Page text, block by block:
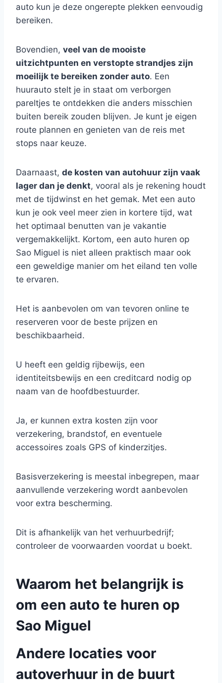
auto kun je deze ongerepte plekken eenvoudig
bereiken.
Bovendien, veel van de mooiste
uitzichtpunten en verstopte strandjes zijn
moeilijk te bereiken zonder auto. Een
huurauto stelt je in staat om verborgen
pareltjes te ontdekken die anders misschien
buiten bereik zouden blijven. Je kunt je eigen
route plannen en genieten van de reis met
stops naar keuze.
Daarnaast, de kosten van autohuur zijn vaak
lager dan je denkt, vooral als je rekening houdt
met de tijdwinst en het gemak. Met een auto
kun je ook veel meer zien in kortere tijd, wat
het optimaal benutten van je vakantie
vergemakkelijkt. Kortom, een auto huren op
Sao Miguel is niet alleen praktisch maar ook
een geweldige manier om het eiland ten volle
te ervaren.
Het is aanbevolen om van tevoren online te
reserveren voor de beste prijzen en
beschikbaarheid.
U heeft een geldig rijbewijs, een
identiteitsbewijs en een creditcard nodig op
naam van de hoofdbestuurder.
Ja, er kunnen extra kosten zijn voor
verzekering, brandstof, en eventuele
accessoires zoals GPS of kinderzitjes.
Basisverzekering is meestal inbegrepen, maar
aanvullende verzekering wordt aanbevolen
voor extra bescherming.
Dit is afhankelijk van het verhuurbedrijf;
controleer de voorwaarden voordat u boekt.
Waarom het belangrijk is
om een auto te huren op
Sao Miguel
Andere locaties voor
autoverhuur in de buurt